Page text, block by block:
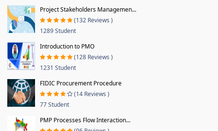
Project Stakeholders Managemen...
(132 Reviews )
1289 Student
Introduction to PMO
(128 Reviews )
1231 Student
FIDIC Procurement Procedure
(14 Reviews )
77 Student
PMP Processes Flow Interaction...